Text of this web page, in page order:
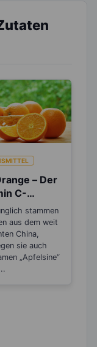
– Der
C-
für die
stammen
aus dem weit
China,
sie auch
„Apfelsine“